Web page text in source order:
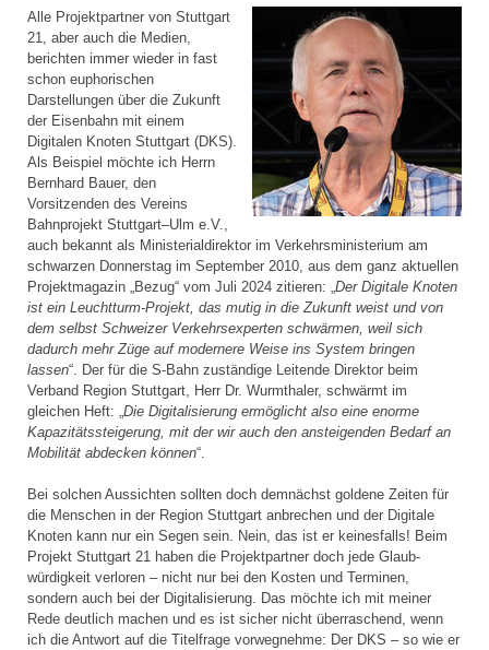
Alle Projektpartner von Stuttgart
21, aber auch die Medien,
berichten immer wieder in fast
schon euphorischen
Darstellungen über die Zukunft
der Eisenbahn mit einem
Digitalen Knoten Stuttgart (DKS).
Als Beispiel möchte ich Herrn
Bernhard Bauer, den
Vorsitzenden des Vereins
Bahnprojekt Stuttgart–Ulm e.V.,
auch bekannt als Ministerial­direktor im Verkehrsministerium am
schwarzen Donnerstag im September 2010, aus dem ganz aktuellen
Projektmagazin „Bezug“ vom Juli 2024 zitieren: „Der Digitale Knoten
ist ein Leuchtturm-Projekt, das mutig in die Zukunft weist und von
dem selbst Schweizer Verkehrsexperten schwärmen, weil sich
dadurch mehr Züge auf modernere Weise ins System bringen
lassen“. Der für die S-Bahn zuständige Leitende Direktor beim
Verband Region Stuttgart, Herr Dr. Wurmthaler, schwärmt im
gleichen Heft: „Die Digitalisierung ermöglicht also eine enorme
Kapazitätssteigerung, mit der wir auch den ansteigenden Bedarf an
Mobilität abdecken können“.
Bei solchen Aussichten sollten doch demnächst goldene Zeiten für
die Menschen in der Region Stuttgart anbrechen und der Digitale
Knoten kann nur ein Segen sein. Nein, das ist er keinesfalls! Beim
Projekt Stuttgart 21 haben die Projektpartner doch jede Glaub­
würdigkeit verloren – nicht nur bei den Kosten und Terminen,
sondern auch bei der Digitalisierung. Das möchte ich mit meiner
Rede deutlich machen und es ist sicher nicht überraschend, wenn
ich die Antwort auf die Titelfrage vorwegnehme: Der DKS – so wie er